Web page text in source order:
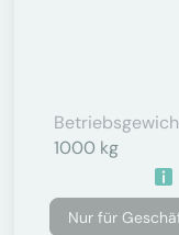
1000 kg
Nur für